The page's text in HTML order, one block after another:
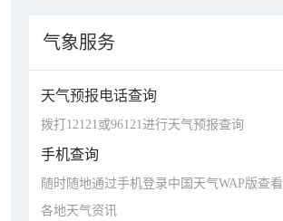
气象服务
天气预报电话查询
拨打12121或96121进行天气预报查询
手机查询
随时随地通过手机登录中国天气WAP版查看
各地天气资讯